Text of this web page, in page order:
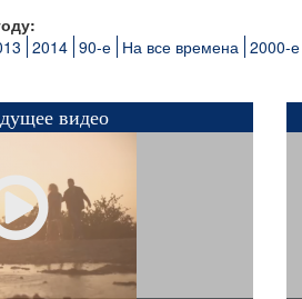
2014 90-е На все времена 2000-е
видео